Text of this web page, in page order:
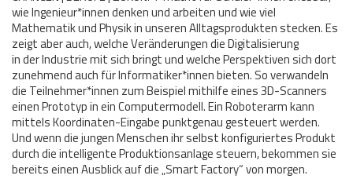
wie Ingenieur*innen denken und arbeiten und wie viel
Mathematik und Physik in unseren Alltagsprodukten stecken. Es
zeigt aber auch, welche Veränderungen die Digitalisierung
in der Industrie mit sich bringt und welche Perspektiven sich dort
zunehmend auch für Informatiker*innen bieten. So verwandeln
die Teilnehmer*innen zum Beispiel mithilfe eines 3D-Scanners
einen Prototyp in ein Computermodell. Ein Roboterarm kann
mittels Koordinaten-Eingabe punktgenau gesteuert werden.
Und wenn die jungen Menschen ihr selbst konfiguriertes Produkt
durch die intelligente Produktionsanlage steuern, bekommen sie
bereits einen Ausblick auf die „Smart Factory“ von morgen.